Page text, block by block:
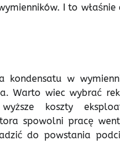
I to
kondensatu w
Warto wiec wybrać
koszty
spowolni pracę
do powstania